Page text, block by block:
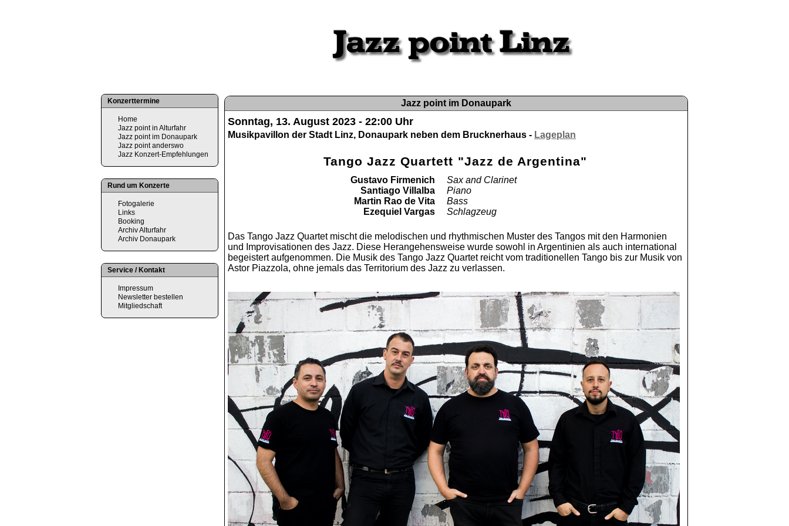
Konzerttermine
Home
Jazz point in Alturfahr
Jazz point im Donaupark
Jazz point anderswo
Jazz Konzert-Empfehlungen
Rund um Konzerte
Fotogalerie
Links
Booking
Archiv Alturfahr
Archiv Donaupark
Service / Kontakt
Impressum
Newsletter bestellen
Mitgliedschaft
Jazz point im Donaupark
Sonntag, 13. August 2023 - 22:00 Uhr
Musikpavillon der Stadt Linz, Donaupark neben dem Brucknerhaus - Lageplan
Tango Jazz Quartett "Jazz de Argentina"
Gustavo Firmenich
Santiago Villalba
Martin Rao de Vita
Ezequiel Vargas
Sax and Clarinet
Piano
Bass
Schlagzeug
Das Tango Jazz Quartet mischt die melodischen und rhythmischen Muster des Tangos mit den Harmonien
und Improvisationen des Jazz. Diese Herangehensweise wurde sowohl in Argentinien als auch international
begeistert aufgenommen. Die Musik des Tango Jazz Quartet reicht vom traditionellen Tango bis zur Musik von
Astor Piazzola, ohne jemals das Territorium des Jazz zu verlassen.